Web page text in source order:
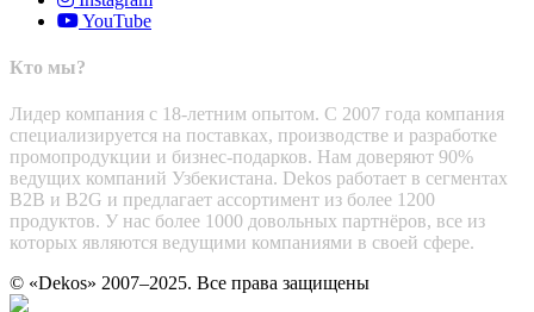
YouTube
Кто мы?
Лидер компания с 18-летним опытом. С 2007 года компания
специализируется на поставках, производстве и разработке
промопродукции и бизнес-подарков. Нам доверяют 90%
ведущих компаний Узбекистана. Dekos работает в сегментах
B2B и B2G и предлагает ассортимент из более 1200
продуктов. У нас более 1000 довольных партнёров, все из
которых являются ведущими компаниями в своей сфере.
© «Dekos» 2007–2025. Все права защищены